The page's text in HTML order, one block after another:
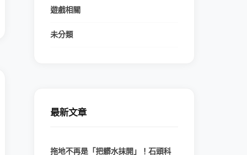
遊戲相關
未分類
最新文章
拖地不再是「把髒水抹開」！石頭科